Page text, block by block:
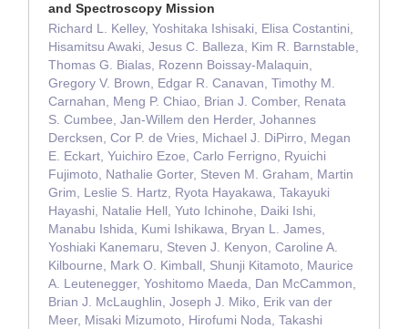
and Spectroscopy Mission
Richard L. Kelley, Yoshitaka Ishisaki, Elisa Costantini,
Hisamitsu Awaki, Jesus C. Balleza, Kim R. Barnstable,
Thomas G. Bialas, Rozenn Boissay-Malaquin,
Gregory V. Brown, Edgar R. Canavan, Timothy M.
Carnahan, Meng P. Chiao, Brian J. Comber, Renata
S. Cumbee, Jan-Willem den Herder, Johannes
Dercksen, Cor P. de Vries, Michael J. DiPirro, Megan
E. Eckart, Yuichiro Ezoe, Carlo Ferrigno, Ryuichi
Fujimoto, Nathalie Gorter, Steven M. Graham, Martin
Grim, Leslie S. Hartz, Ryota Hayakawa, Takayuki
Hayashi, Natalie Hell, Yuto Ichinohe, Daiki Ishi,
Manabu Ishida, Kumi Ishikawa, Bryan L. James,
Yoshiaki Kanemaru, Steven J. Kenyon, Caroline A.
Kilbourne, Mark O. Kimball, Shunji Kitamoto, Maurice
A. Leutenegger, Yoshitomo Maeda, Dan McCammon,
Brian J. McLaughlin, Joseph J. Miko, Erik van der
Meer, Misaki Mizumoto, Hirofumi Noda, Takashi